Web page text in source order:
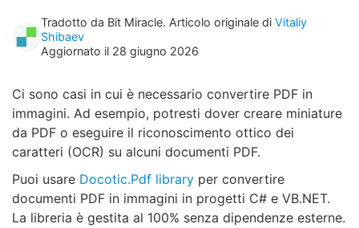
Tradotto da Bit Miracle. Articolo originale di Vitaliy
Shibaev
Aggiornato il 28 giugno 2026
Ci sono casi in cui è necessario convertire PDF in
immagini. Ad esempio, potresti dover creare miniature
da PDF o eseguire il riconoscimento ottico dei
caratteri (OCR) su alcuni documenti PDF.
Puoi usare Docotic.Pdf library per convertire
documenti PDF in immagini in progetti C# e VB.NET.
La libreria è gestita al 100% senza dipendenze esterne.